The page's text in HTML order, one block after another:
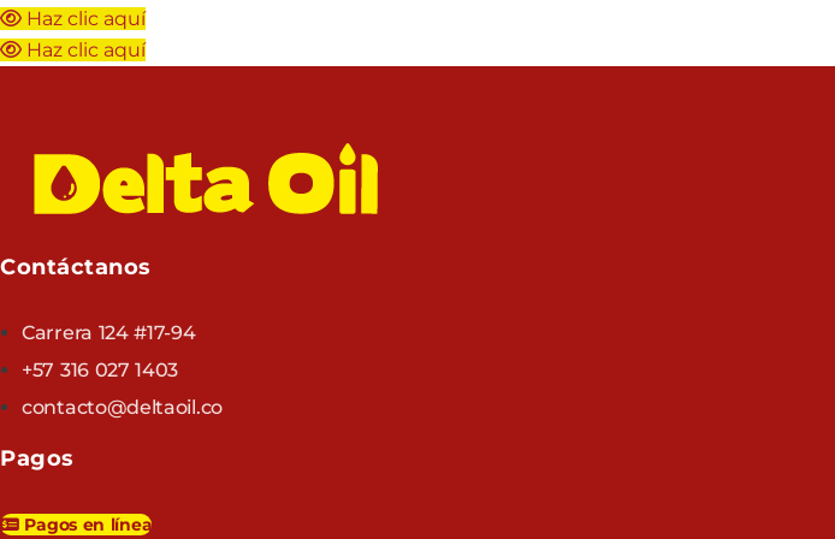
Haz clic aquí
Haz clic aquí
Contáctanos
Carrera 124 #17-94
+57 316 027 1403
contacto@deltaoil.co
Pagos
Pagos en línea